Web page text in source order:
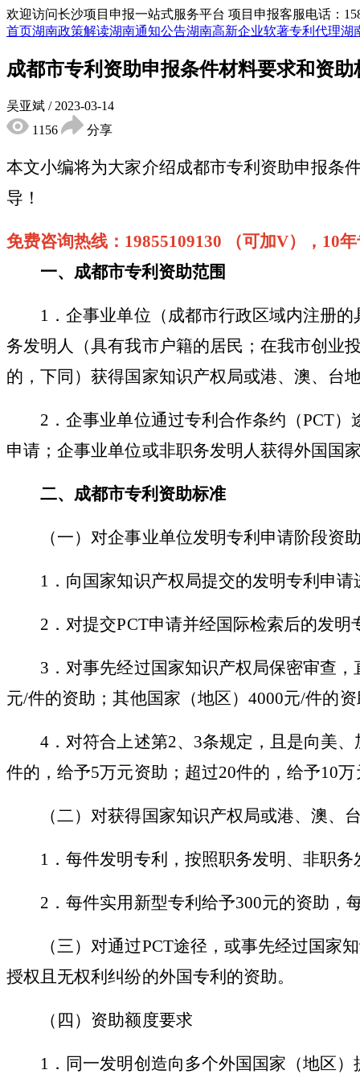
欢迎访问长沙项目申报一站式服务平台 项目申报客服电话：
首页湖南政策解读湖南通知公告湖南高新企业软著专利代理湖
成都市专利资助申报条件材料要求和资助
吴亚斌 / 2023-03-14
1156
分享
本文小编将为大家介绍成都市专利资助申报条
导！
免费咨询热线： 19855109130 （可加V），10
一、 成都市专利 资助范围
1．企事业单位（成都市行政区域内注册
务发明人（具有我市户籍的居民；在我市创业
的，下同）获得国家知识产权局或港、澳、台
2．企事业单位通过专利合作条约（PCT
申请；企事业单位或非职务发明人获得外国国
二、 成都市专利 资助标准
（一）对企事业单位发明专利申请阶段资
1．向国家知识产权局提交的发明专利申
2．对提交PCT申请并经国际检索后的发
3．对事先经过国家知识产权局保密审查
元/件的资助；其他国家（地区）4000元/件的
4．对符合上述第2、3条规定，且是向美
件的，给予5万元资助；超过20件的，给予10
（二）对获得国家知识产权局或港、澳、
1．每件发明专利，按照职务发明、非职
2．每件实用新型专利给予300元的资助，
（三）对通过PCT途径，或事先经过国家
授权且无权利纠纷的外国专利的资助。
（四）资助额度要求
1．同一发明创造向多个外国国家（地区